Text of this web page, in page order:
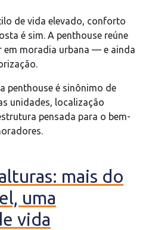
de vida elevado, conforto
é sim. A penthouse reúne
em moradia urbana — e ainda
penthouse é sinônimo de
unidades, localização
pensada para o bem-
mais do
uma
vida